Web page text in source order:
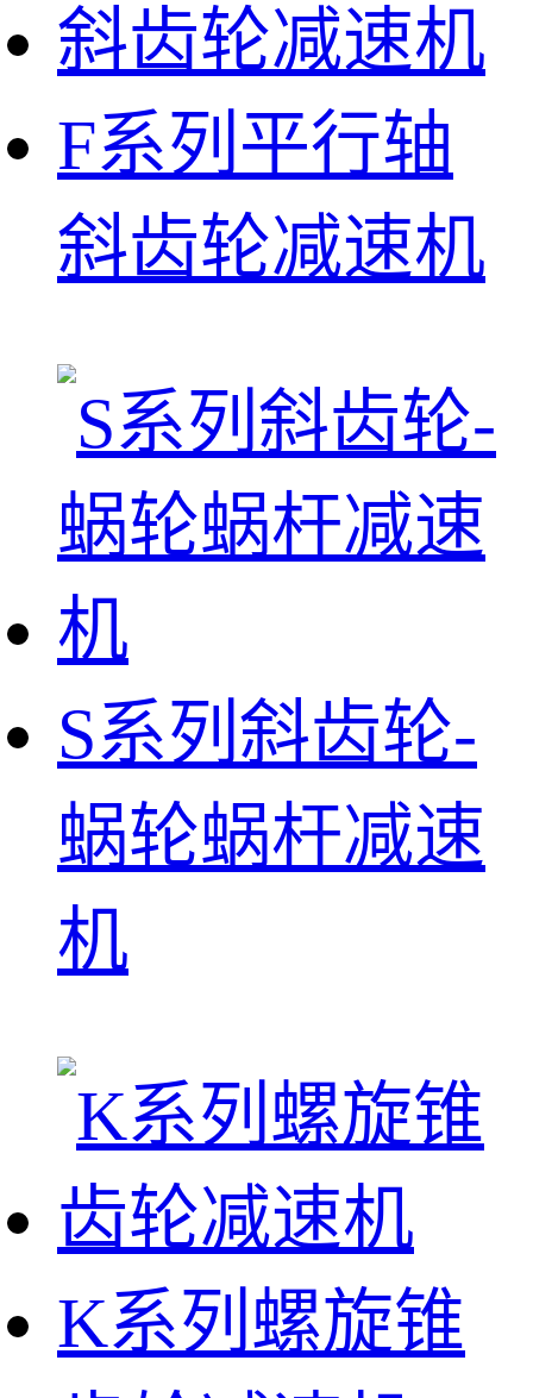
F系列平行轴
斜齿轮减速机
S系列斜齿轮-
蜗轮蜗杆减速
机
K系列螺旋锥